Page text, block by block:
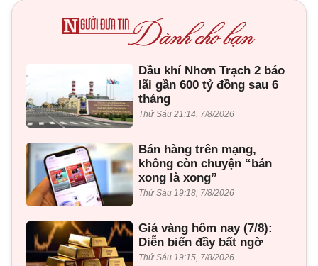
Dầu khí Nhơn Trạch 2 báo
lãi gần 600 tỷ đồng sau 6
tháng
Thứ Sáu 21:14, 7/8/2026
Bán hàng trên mạng,
không còn chuyện “bán
xong là xong”
Thứ Sáu 19:18, 7/8/2026
Giá vàng hôm nay (7/8):
Diễn biến đầy bất ngờ
Thứ Sáu 19:15, 7/8/2026